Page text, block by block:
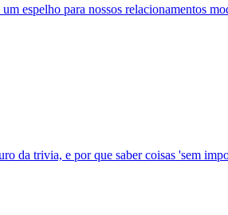
espelho para nossos relacionamentos
da trivia, e por que saber coisas 'sem